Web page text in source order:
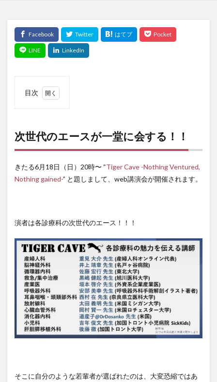
目次
スが一
堂に会
す
次世代のエースが一堂に会する！！
きたる6月18日（日）20時〜 “Tiger Cave -Nothing Ventured,
Nothing gained-” と題しまして、web講演会が開催されます。
演者は各診療科の次世代のエース！！！
そこに自分のような若輩者が選ばれたのは、大変恐縮ではあ